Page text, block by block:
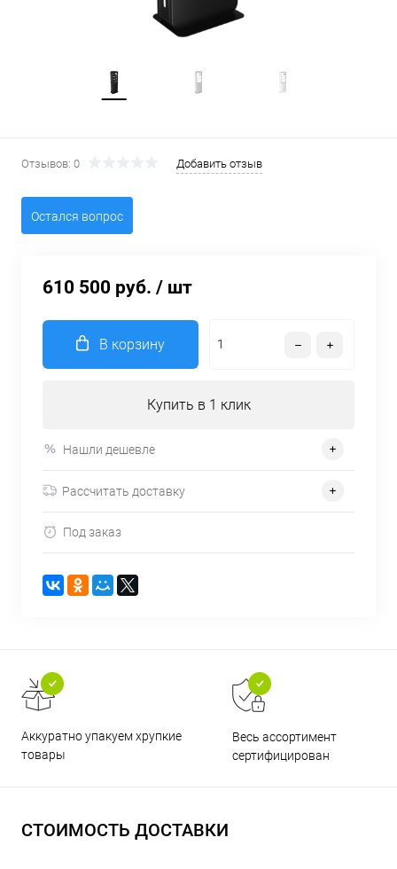
Отзывов: 0 Добавить отзыв
Остался вопрос
610 500 руб. / шт
В корзину
Купить в 1 клик
Нашли дешевле
Рассчитать доставку
Под заказ
Аккуратно упакуем хрупкие
товары
Весь ассортимент
сертифицирован
СТОИМОСТЬ ДОСТАВКИ